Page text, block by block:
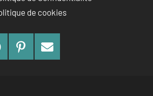
de cookies
PinterestContact